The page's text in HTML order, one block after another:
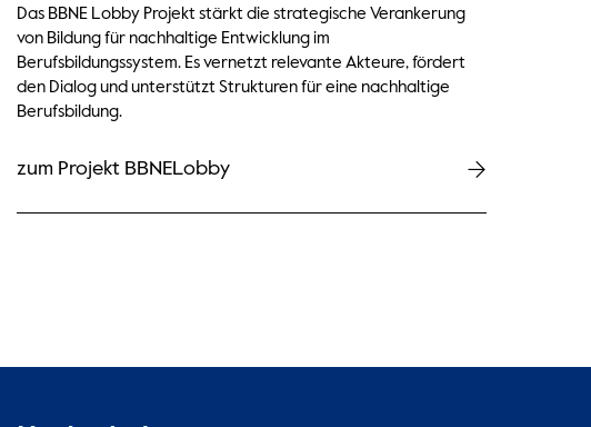
Das BBNE Lobby Projekt stärkt die strategische Verankerung
von Bildung für nachhaltige Entwicklung im
Berufsbildungssystem. Es vernetzt relevante Akteure, fördert
den Dialog und unterstützt Strukturen für eine nachhaltige
Berufsbildung.
zum Projekt BBNELobby